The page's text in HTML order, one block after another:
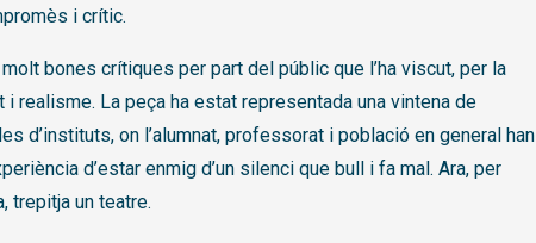
i crític.
molt bones crítiques per part del públic que l’ha viscut, per la
i realisme. La peça ha estat representada una vintena de
d’instituts, on l’alumnat, professorat i població en general han
d’estar enmig d’un silenci que bull i fa mal. Ara, per
trepitja un teatre.